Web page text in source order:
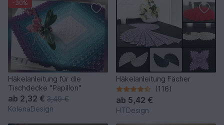
-30%
Häkelanleitung für die
Tischdecke "Papillon"
ab 2,32 € 3,49 €
KolenaDesign
Häkelanleitung Fächer
(116)
ab 5,42 €
HTDesign